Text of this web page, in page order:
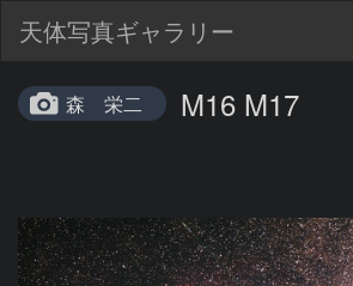
天体写真ギャラリー
森 栄二 M16 M17